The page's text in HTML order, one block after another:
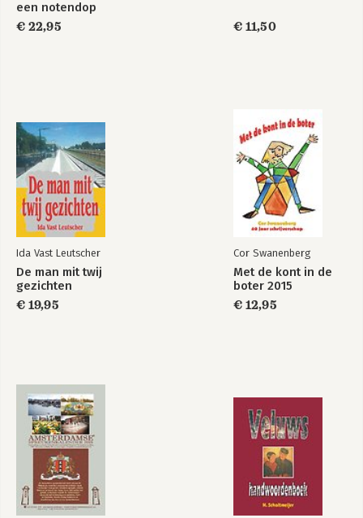
een notendop
€ 22,95
€ 11,50
Ida Vast Leutscher
De man mit twij
gezichten
€ 19,95
Cor Swanenberg
Met de kont in de
boter 2015
€ 12,95